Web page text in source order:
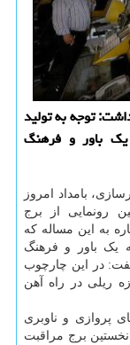
توجه به تولید
باور و فرهنگ
بامداد امروز
در آئین رونمایی از برج
به این مساله که
یک باور و فرهنگ
در این چارچوب
ریلی در راه آهن
پروازی و ناوبری
نخستین برج مراقبت